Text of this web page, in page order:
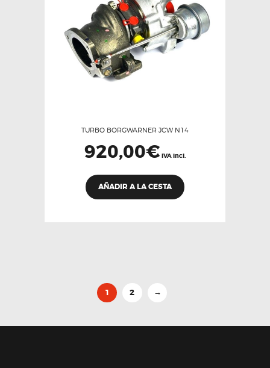
TURBO BORGWARNER JCW N14
920,00€ IVA incl.
AÑADIR A LA CESTA
1 2 →